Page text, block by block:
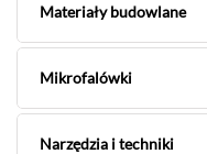
Materiały budowlane
Mikrofalówki
Narzędzia i techniki